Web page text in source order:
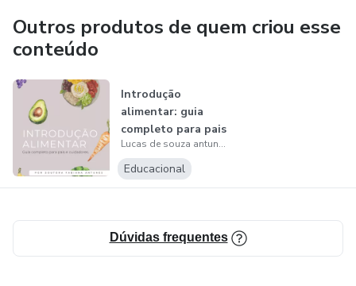
Outros produtos de quem criou esse
conteúdo
Introdução
alimentar: guia
completo para pais
e cuidadores
Lucas de souza antunes leitao
Educacional
Dúvidas frequentes